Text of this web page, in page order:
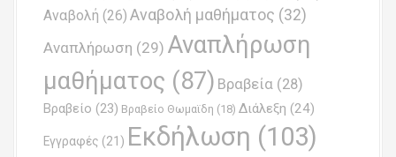
Αναβολή (26) Αναβολή μαθήματος (32)
Αναπλήρωση (29) Αναπλήρωση
μαθήματος (87) Βραβεία (28)
Βραβείο (23) Βραβείο Θωμαϊδη (18) Διάλεξη (24)
Εγγραφές (21) Εκδήλωση (103)